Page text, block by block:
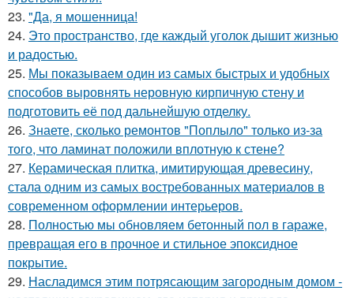
23. "Да, я мошенница!
24. Это пространство, где каждый уголок дышит жизнью
и радостью.
25. Мы показываем один из самых быстрых и удобных
способов выровнять неровную кирпичную стену и
подготовить её под дальнейшую отделку.
26. Знаете, сколько ремонтов "Поплыло" только из-за
того, что ламинат положили вплотную к стене?
27. Керамическая плитка, имитирующая древесину,
стала одним из самых востребованных материалов в
современном оформлении интерьеров.
28. Полностью мы обновляем бетонный пол в гараже,
превращая его в прочное и стильное эпоксидное
покрытие.
29. Насладимся этим потрясающим загородным домом -